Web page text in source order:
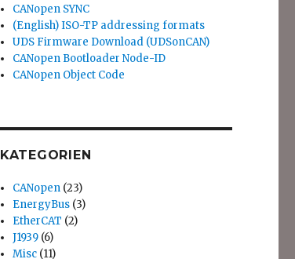
CANopen SYNC
(English) ISO-TP addressing formats
UDS Firmware Download (UDSonCAN)
CANopen Bootloader Node-ID
CANopen Object Code
KATEGORIEN
CANopen (23)
EnergyBus (3)
EtherCAT (2)
J1939 (6)
Misc (11)